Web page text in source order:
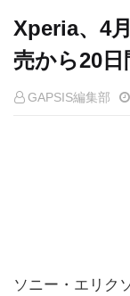
Xperia、4
売から20日
GAPSIS編集部
ソニー・エリク